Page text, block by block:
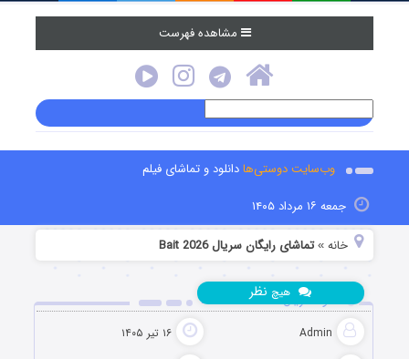
مشاهده فهرست
وب‌سایت دوستی‌هادانلود و تماشای فیلم
جمعه ۱۶ مرداد ۱۴۰۵
خانه »تماشای رایگان سریال Bait 2026
دانلود سریال طعمه Bait 2026
Admin ۱۶ تیر ۱۴۰۵
هیچ نظر